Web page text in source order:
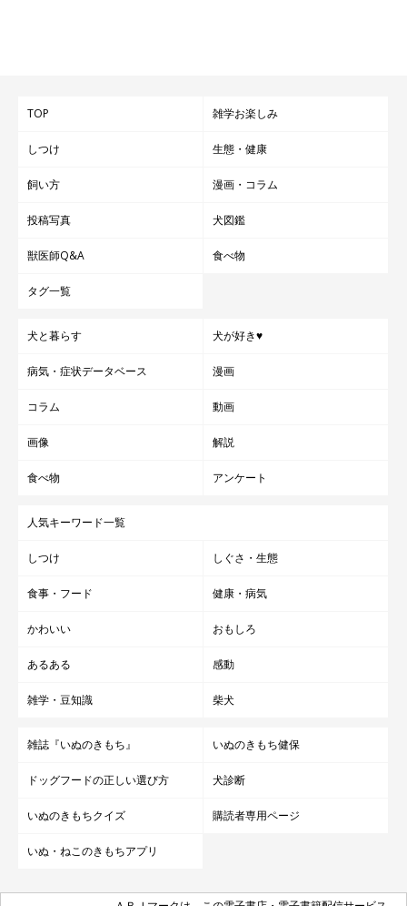
飼い主さんのInstagram
には、モカちゃん、アンちゃん、サラち
でご投稿いただいた素敵な写真・動画を紹介しています。
文／雨宮カイ
TOP 雑学お楽しみ
しつけ 生態・健康
飼い方 漫画・コラム
投稿写真 犬図鑑
獣医師Q&A 食べ物
タグ一覧
犬と暮らす 犬が好き♥
病気・症状データベース 漫画
コラム 動画
画像 解説
食べ物 アンケート
人気キーワード一覧
しつけ しぐさ・生態
食事・フード 健康・病気
かわいい おもしろ
あるある 感動
雑学・豆知識 柴犬
雑誌『いぬのきもち』 いぬのきもち健保
ドッグフードの正しい選び方 犬診断
いぬのきもちクイズ 購読者専用ページ
いぬ・ねこのきもちアプリ